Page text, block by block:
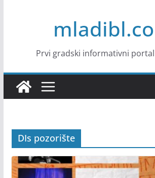
Prvi gradski informativni
DIs pozorište